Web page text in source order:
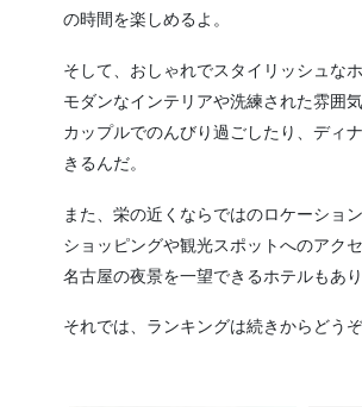
の時間を楽しめるよ。
そして、おしゃれでスタイリッシュな
モダンなインテリアや洗練された雰囲
カップルでのんびり過ごしたり、ディ
きるんだ。
また、栄の近くならではのロケーショ
ショッピングや観光スポットへのアク
名古屋の夜景を一望できるホテルもあ
それでは、ランキングは続きからどう